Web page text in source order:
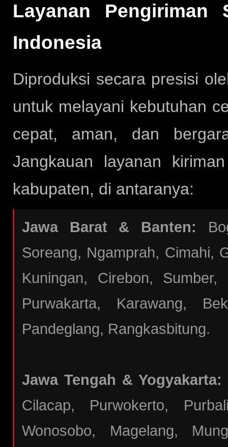
Layanan
Indonesia
Diproduksi secara presisi
untuk melayani kebutuhan
cepat, aman, dan
Jangkauan layanan
kabupaten, di antaranya:
Jawa Barat & Banten:
Soreang, Ngamprah, Cimahi,
Kuningan, Cirebon,
Purwakarta, Karawang,
Pandeglang, Rangkasbitung.
Jawa Tengah & Yogyakarta:
Cilacap, Purwokerto,
Wonosobo, Magelang,